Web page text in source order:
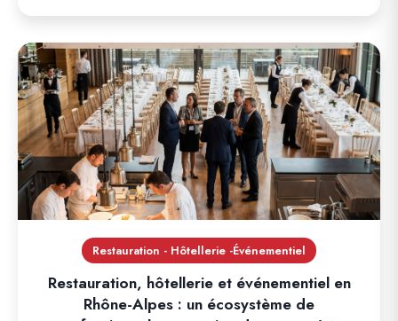
Restauration - Hôtellerie -Événementiel
Restauration, hôtellerie et événementiel en
Rhône-Alpes : un écosystème de